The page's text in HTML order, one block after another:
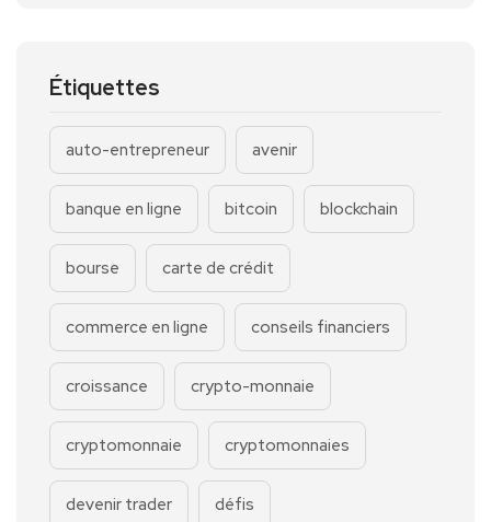
Étiquettes
auto-entrepreneur avenir
banque en ligne bitcoin blockchain
bourse carte de crédit
commerce en ligne conseils financiers
croissance crypto-monnaie
cryptomonnaie cryptomonnaies
devenir trader défis